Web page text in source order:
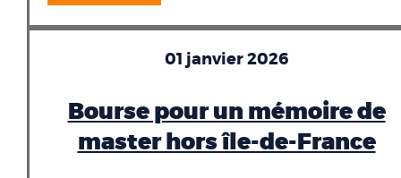
01 janvier 2026
Bourse pour un mémoire de
master hors île-de-France